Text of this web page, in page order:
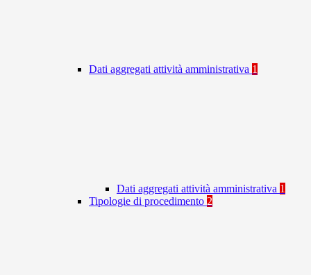
Dati aggregati attività amministrativa 1
Dati aggregati attività amministrativa 1
Tipologie di procedimento 2